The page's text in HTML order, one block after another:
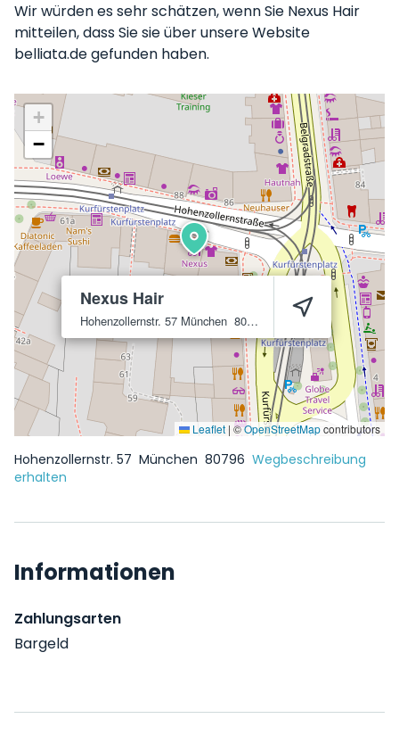
Wir würden es sehr schätzen, wenn Sie Nexus Hair
mitteilen, dass Sie sie über unsere Website
belliata.de gefunden haben.
Nexus Hair
Hohenzollernstr. 57 München 80796
+
−
Leaflet | ©OpenStreetMapcontributors
Hohenzollernstr. 57 München 80796 Wegbeschreibung
erhalten
Informationen
Zahlungsarten
Bargeld